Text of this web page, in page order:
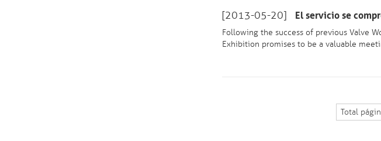
[2013-05-20] El servicio se
Following the success of previous Valve
Exhibition promises to be a valuable
Total